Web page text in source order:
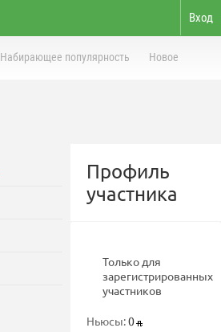
Вход
Набирающее популярность Новое
Профиль
участника
Только для
зарегистрированных
участников
Ньюсы:0